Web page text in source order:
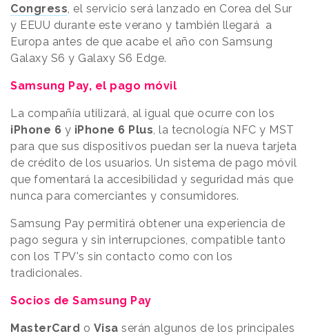
Congress, el servicio será lanzado en Corea del Sur
y EEUU durante este verano y también llegará a
Europa antes de que acabe el año con Samsung
Galaxy S6 y Galaxy S6 Edge.
Samsung Pay, el pago móvil
La compañía utilizará, al igual que ocurre con los
iPhone 6 y iPhone 6 Plus, la tecnología NFC y MST
para que sus dispositivos puedan ser la nueva tarjeta
de crédito de los usuarios. Un sistema de pago móvil
que fomentará la accesibilidad y seguridad más que
nunca para comerciantes y consumidores.
Samsung Pay permitirá obtener una experiencia de
pago segura y sin interrupciones, compatible tanto
con los TPV's sin contacto como con los
tradicionales.
Socios de Samsung Pay
MasterCard o Visa serán algunos de los principales